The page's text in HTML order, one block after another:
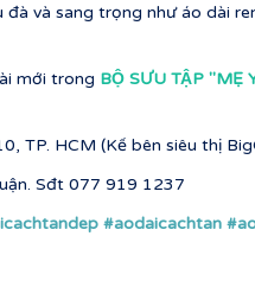
đà và sang trọng như áo dài
mới trong BỘ SƯU TẬP ''MẸ
TP. HCM (Kế bên siêu thị
Sđt 077 919 1237
#aodaicachtan